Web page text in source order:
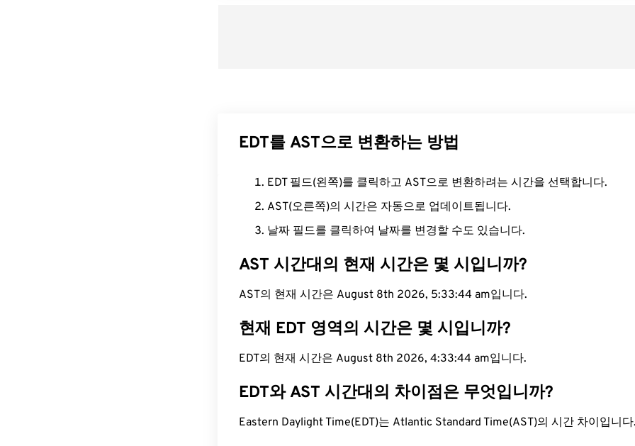
EDT를 AST으로 변환하는 방법
EDT 필드(왼쪽)를 클릭하고 AST으로 변환하려는 시간을 선택합니다.
AST(오른쪽)의 시간은 자동으로 업데이트됩니다.
날짜 필드를 클릭하여 날짜를 변경할 수도 있습니다.
AST 시간대의 현재 시간은 몇 시입니까?
AST의 현재 시간은 August 8th 2026, 5:33:44 am입니다.
현재 EDT 영역의 시간은 몇 시입니까?
EDT의 현재 시간은 August 8th 2026, 4:33:44 am입니다.
EDT와 AST 시간대의 차이점은 무엇입니까?
Eastern Daylight Time(EDT)는 Atlantic Standard Time(AST)의 시간 차이입니다.